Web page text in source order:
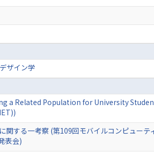
ザイン学
a Related Population for University
する一考察 (第109回モバイルコンピューテ
表会)